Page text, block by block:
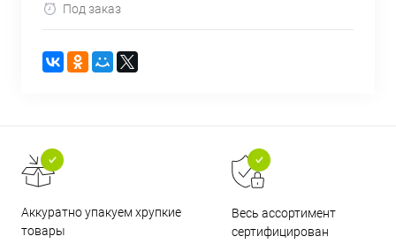
Под заказ
Аккуратно упакуем хрупкие
товары
Весь ассортимент
сертифицирован